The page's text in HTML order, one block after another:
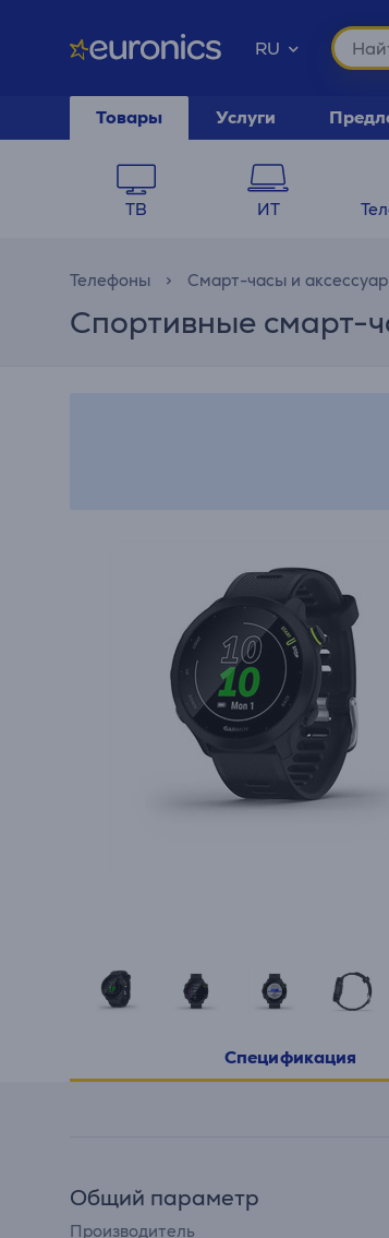
RU
Товары Услуги
ТВ ИТ
Телефоны Cмарт-часы и
Спортивные смарт-
Спецификация
Общий параметр
Производитель